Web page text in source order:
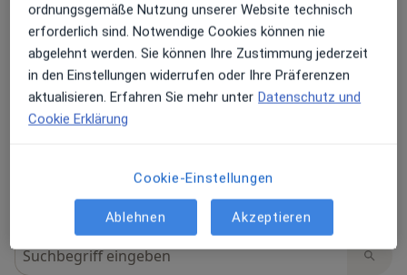
Jede einzelne Bewertungen ist wichtig. Wir
prüfen und moderieren Bewertungen
gemäß unserer Richtlinien. Erfahren Sie
mehr über Bewertungen und wie wir
Sterne berechnen unter
Bewertungen durchsuchen
ordnungsgemäße Nutzung unserer Website technisch
erforderlich sind. Notwendige Cookies können nie
abgelehnt werden. Sie können Ihre Zustimmung jederzeit
in den Einstellungen widerrufen oder Ihre Präferenzen
aktualisieren. Erfahren Sie mehr unter Datenschutz und
Cookie Erklärung
Cookie-Einstellungen
Ablehnen Akzeptieren